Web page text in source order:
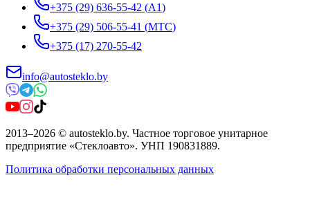
+375 (29) 636-55-42 (A1)
+375 (29) 506-55-41 (МТС)
+375 (17) 270-55-42
info@autosteklo.by
2013–2026 © autosteklo.by. Частное торговое унитарное
предприятие «Стеклоавто». УНП 190831889.
Политика обработки персональных данных